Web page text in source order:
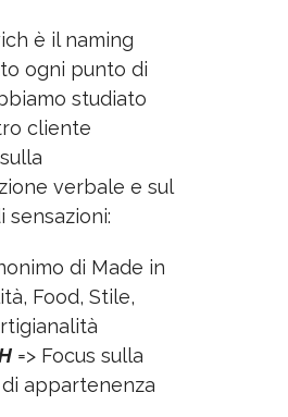
è il naming
ogni punto di
studiato
cliente
verbale e sul
sensazioni:
di Made in
Food, Stile,
=> Focus sulla
appartenenza